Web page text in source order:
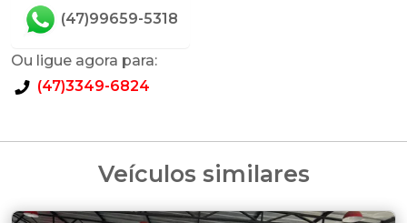
(47)99659-5318
Ou ligue agora para:
(47)3349-6824
Veículos similares